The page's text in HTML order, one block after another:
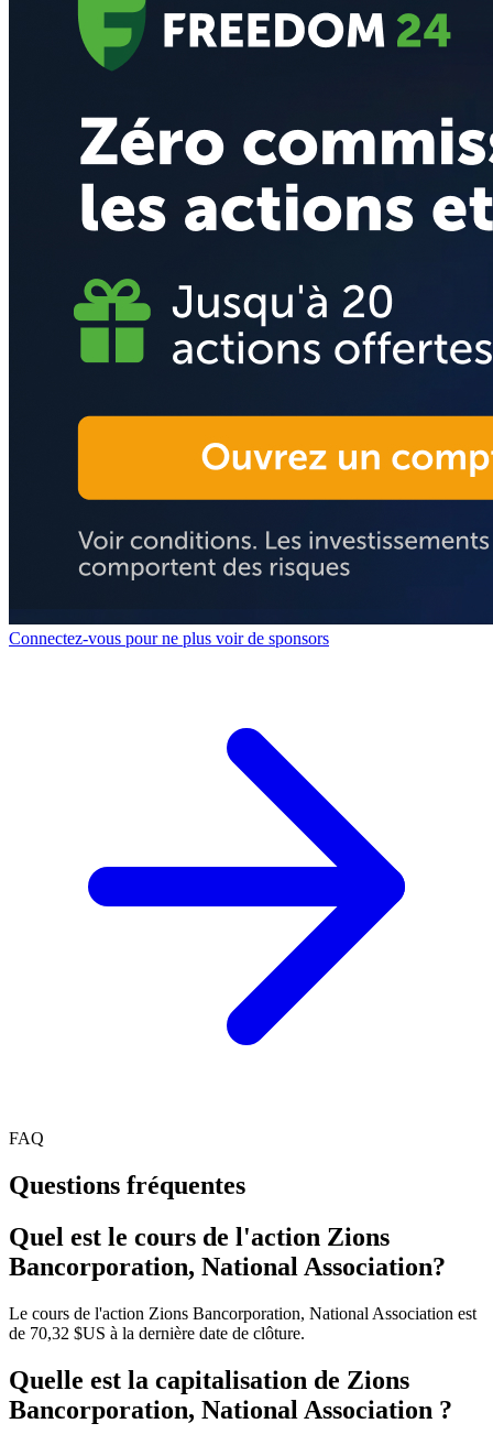
Connectez-vous pour ne plus voir de sponsors
FAQ
Questions fréquentes
Quel est le cours de l'action Zions
Bancorporation, National Association?
Le cours de l'action Zions Bancorporation, National Association est
de 70,32 $US à la dernière date de clôture.
Quelle est la capitalisation de Zions
Bancorporation, National Association ?